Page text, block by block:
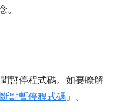
。
暫停程式碼。如要瞭解
點暫停程式碼」。